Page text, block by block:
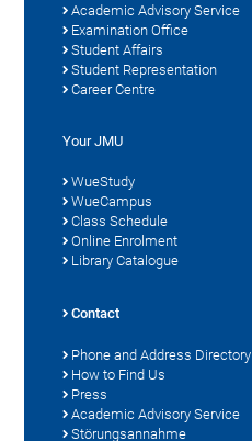
Academic Advisory Service
Examination Office
Student Affairs
Student Representation
Career Centre
Your JMU
WueStudy
WueCampus
Class Schedule
Online Enrolment
Library Catalogue
Contact
Phone and Address Directory
How to Find Us
Press
Academic Advisory Service
Störungsannahme